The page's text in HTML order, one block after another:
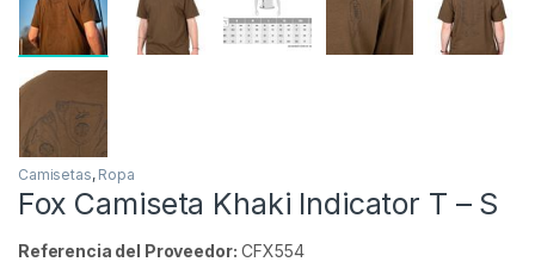
Inicio Carpfishing Camisetas Fox